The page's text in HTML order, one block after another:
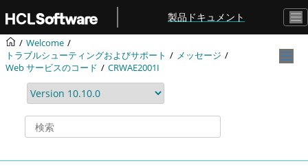
メインコンテンツにジャンプ
製品ドキュメント
Welcome
トラブルシューティングおよびサポート
メッセージ
Web サービスのコード
CRWAE2001I